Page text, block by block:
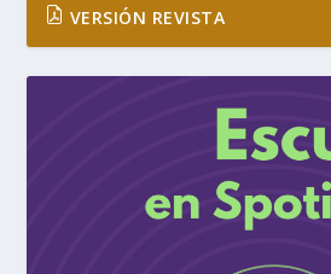
VERSIÓN REVISTA